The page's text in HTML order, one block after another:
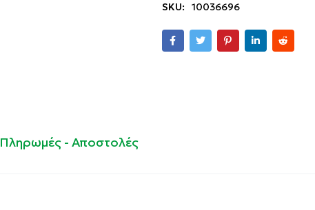
SKU:
10036696
Πληρωμές - Αποστολές